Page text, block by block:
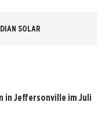
SOLAR
in Jeffersonville im Juli